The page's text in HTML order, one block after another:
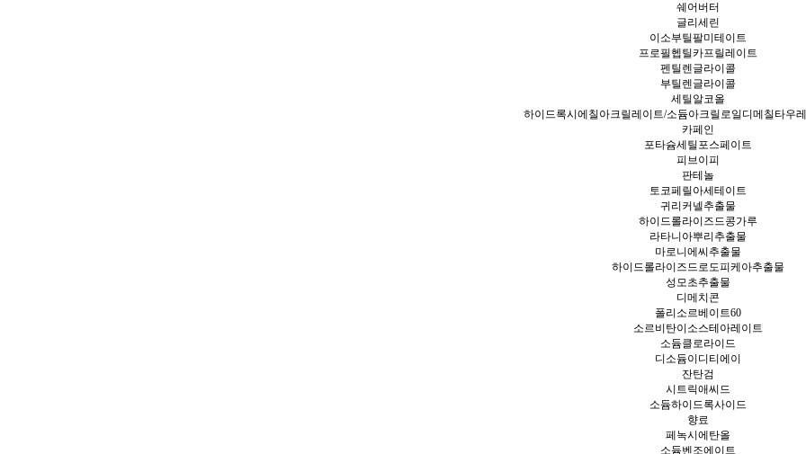
쉐어버터
글리세린
이소부틸팔미테이트
프로필헵틸카프릴레이트
펜틸렌글라이콜
부틸렌글라이콜
세틸알코올
하이드록시에칠아크릴레이트/소듐아크릴로일디메칠타우
카페인
포타슘세틸포스페이트
피브이피
판테놀
토코페릴아세테이트
귀리커넬추출물
하이드롤라이즈드콩가루
라타니아뿌리추출물
마로니에씨추출물
하이드롤라이즈드로도피케아추출물
성모초추출물
디메치콘
폴리소르베이트60
소르비탄이소스테아레이트
소듐클로라이드
디소듐이디티에이
잔탄검
시트릭애씨드
소듐하이드록사이드
향료
페녹시에탄올
소듐벤조에이트